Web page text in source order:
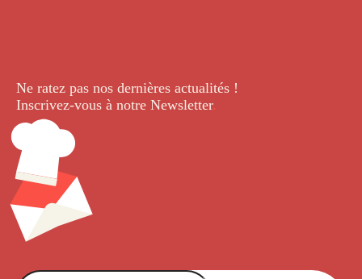
Ne ratez pas nos dernières actualités !
Inscrivez-vous à notre Newsletter.